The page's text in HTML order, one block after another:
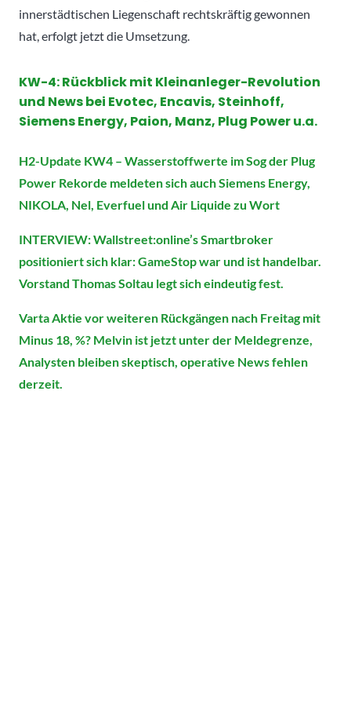
innerstädtischen Liegenschaft rechtskräftig gewonnen
hat, erfolgt jetzt die Umsetzung.
KW-4: Rückblick mit Kleinanleger-Revolution
und News bei Evotec, Encavis, Steinhoff,
Siemens Energy, Paion, Manz, Plug Power u.a.
H2-Update KW4 – Wasserstoffwerte im Sog der Plug
Power Rekorde meldeten sich auch Siemens Energy,
NIKOLA, Nel, Everfuel und Air Liquide zu Wort
INTERVIEW: Wallstreet:online’s Smartbroker
positioniert sich klar: GameStop war und ist handelbar.
Vorstand Thomas Soltau legt sich eindeutig fest.
Varta Aktie vor weiteren Rückgängen nach Freitag mit
Minus 18, %? Melvin ist jetzt unter der Meldegrenze,
Analysten bleiben skeptisch, operative News fehlen
derzeit.